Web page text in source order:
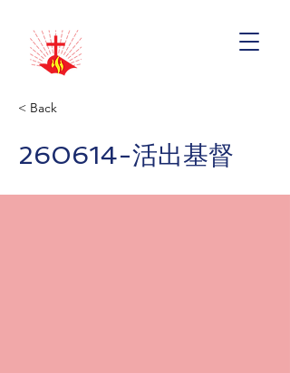
< Back
260614-活出基督